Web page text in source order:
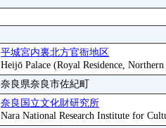
平城宮内裏北方官衙地区
Heijō Palace (Royal Residence,
奈良県奈良市佐紀町
奈良国立文化財研究所
Nara National Research Institute for